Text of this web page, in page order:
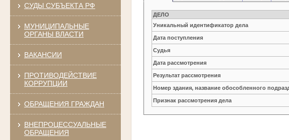
СУДЫ СУБЪЕКТА РФ
МУНИЦИПАЛЬНЫЕ
ОРГАНЫ ВЛАСТИ
ВАКАНСИИ
ПРОТИВОДЕЙСТВИЕ
КОРРУПЦИИ
ОБРАЩЕНИЯ ГРАЖДАН
ВНЕПРОЦЕССУАЛЬНЫЕ
ОБРАЩЕНИЯ
ДЕЛО
Уникальный идентификатор дела
Дата поступления
Судья
Дата рассмотрения
Результат рассмотрения
Номер здания, название обособленного
Признак рассмотрения дела